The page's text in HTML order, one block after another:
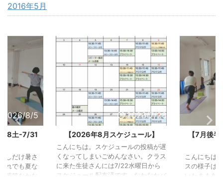
2016年5月
2026/7/28
ジュール】
なさい。クラス
7/22水曜日から
す。なかなかバ
2026/7/30
【7月後半予約状況】7/1水-7/15
水の様子
こんにちは。今回もまた冒頭分とクラ
スの様子はあとから追記します。と書
いたままあっとう間に7月も終わりそ
こん
先に
クラ